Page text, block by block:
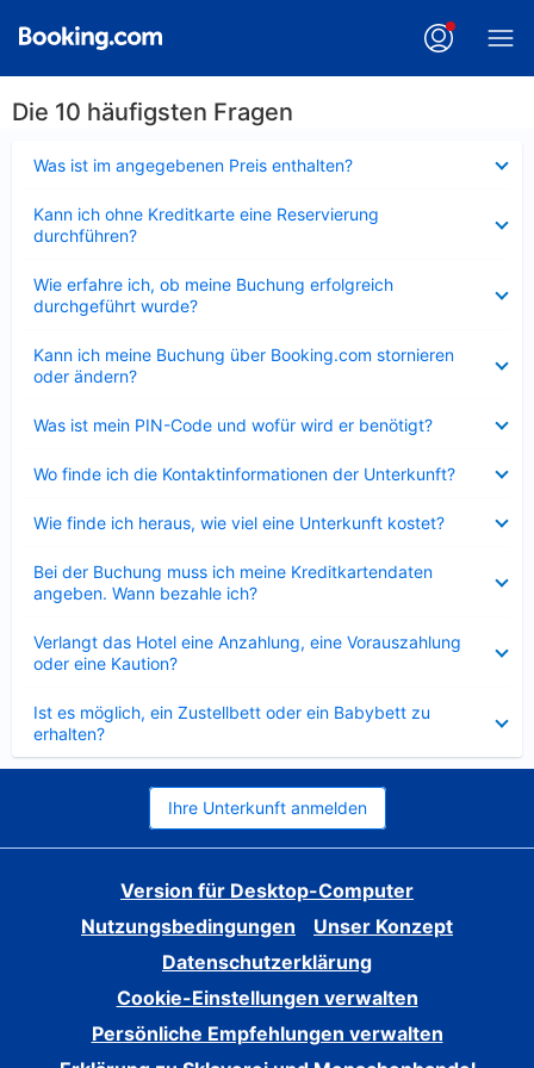
Die 10 häufigsten Fragen
Was ist im angegebenen Preis enthalten?
Kann ich ohne Kreditkarte eine Reservierung
durchführen?
Wie erfahre ich, ob meine Buchung erfolgreich
durchgeführt wurde?
Kann ich meine Buchung über Booking.com stornieren
oder ändern?
Was ist mein PIN-Code und wofür wird er benötigt?
Wo finde ich die Kontaktinformationen der Unterkunft?
Wie finde ich heraus, wie viel eine Unterkunft kostet?
Bei der Buchung muss ich meine Kreditkartendaten
angeben. Wann bezahle ich?
Verlangt das Hotel eine Anzahlung, eine Vorauszahlung
oder eine Kaution?
Ist es möglich, ein Zustellbett oder ein Babybett zu
erhalten?
Ihre Unterkunft anmelden
Version für Desktop-Computer
Nutzungsbedingungen
Unser Konzept
Datenschutzerklärung
Cookie-Einstellungen verwalten
Persönliche Empfehlungen verwalten